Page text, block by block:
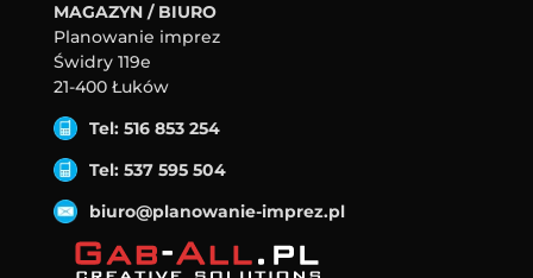
MAGAZYN / BIURO
Planowanie imprez
Świdry 119e
21-400 Łuków
Tel: 516 853 254
Tel: 537 595 504
biuro@planowanie-imprez.pl